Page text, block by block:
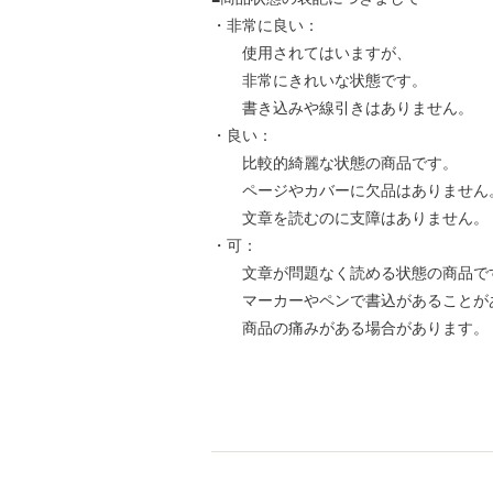
・非常に良い：
使用されてはいますが、
非常にきれいな状態です。
書き込みや線引きはありません。
・良い：
比較的綺麗な状態の商品です。
ページやカバーに欠品はありません
文章を読むのに支障はありません。
・可：
文章が問題なく読める状態の商品で
マーカーやペンで書込があることが
商品の痛みがある場合があります。